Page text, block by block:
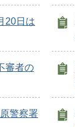
20日は
審者の
警察署